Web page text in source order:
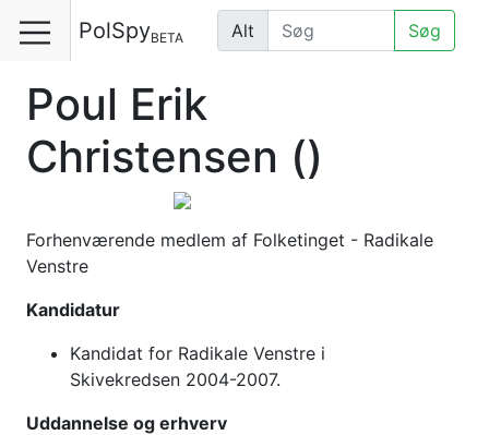
PolSpyBETA Alt Søg
Poul Erik
Christensen ()
Forhenværende medlem af Folketinget - Radikale
Venstre
Kandidatur
Kandidat for Radikale Venstre i
Skivekredsen 2004-2007.
Uddannelse og erhverv